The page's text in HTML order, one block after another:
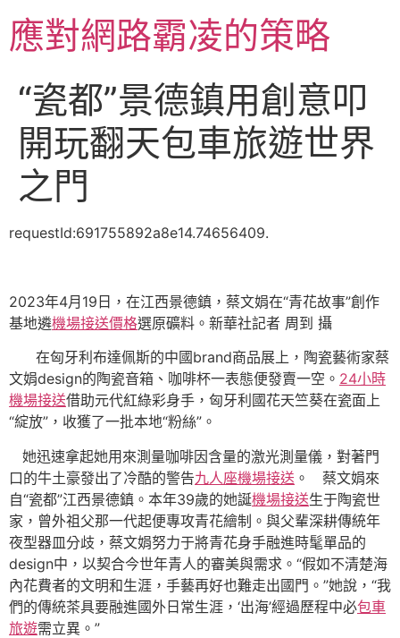
主應對網路霸凌的策略
“瓷都”景德鎮用創意叩
開玩翻天包車旅遊世界
之門
requestId:691755892a8e14.74656409.
2023年4月19日，在江西景德鎮，蔡文娟在“青花故事”創作
基地遴機場接送價格選原礦料。新華社記者 周到 攝
在匈牙利布達佩斯的中國brand商品展上，陶瓷藝術家蔡
文娟design的陶瓷音箱、咖啡杯一表態便發賣一空。 24小時
機場接送借助元代紅綠彩身手，匈牙利國花天竺葵在瓷面上
“綻放”，收獲了一批本地“粉絲”。
她迅速拿起她用來測量咖啡因含量的激光測量儀，對著門
口的牛土豪發出了冷酷的警告九人座機場接送 。 蔡文娟來
自“瓷都”江西景德鎮。本年39歲的她誕機場接送生于陶瓷世
家，曾外祖父那一代起便專攻青花繪制。與父輩深耕傳統年
夜型器皿分歧，蔡文娟努力于將青花身手融進時髦單品的
design中，以契合今世年青人的審美與需求。“假如不清楚海
內花費者的文明和生涯，手藝再好也難走出國門。”她說，“我
們的傳統茶具要融進國外日常生涯，‘出海’經過歷程中必包車
旅遊需立異。”